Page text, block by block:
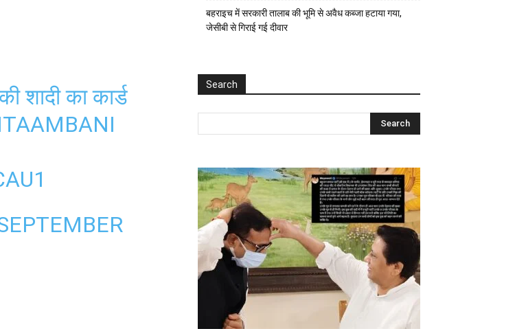
का कार्ड
बहराइच में सरकारी तालाब की भूमि से अवैध कब्जा हटाया गया,
जेसीबी से गिराई गई दीवार
Search